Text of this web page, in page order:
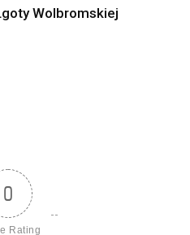
Wolbromskiej
0
Rating